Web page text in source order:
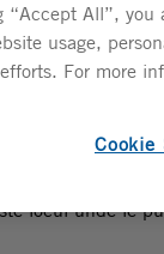
locul unde le
“Accept All”, you
usage,
For more
Cookie